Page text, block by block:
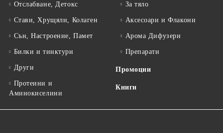
Отслабване, Детокс
Стави, Хрущяли, Колаген
Сън, Настроение, Памет
Билки и тинктури
Други
Протеини и
Аминокиселини
За тяло
Аксесоари и Флакони
Арома Дифузери
Препарати
Промоции
Книги